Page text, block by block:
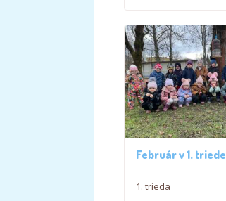
Február v 1. triede
1. trieda